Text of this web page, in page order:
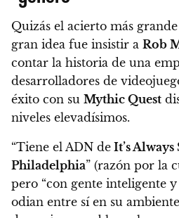
Quizás el acierto más
gran idea fue insistir a Rob
contar la historia de una
desarrolladores de
éxito con su Mythic Quest
niveles elevadísimos.
“Tiene el ADN de It’s
Philadelphia” (razón por la
pero “con gente inteligente
odian entre sí en su